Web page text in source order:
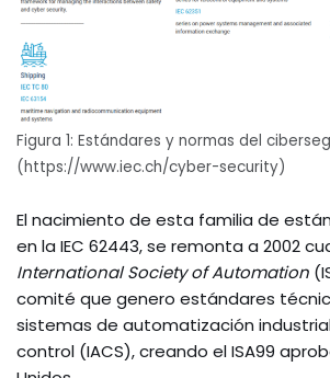
Figura 1: Estándares y normas del
(https://www.iec.ch/cyber-security)
El nacimiento de esta familia de
en la IEC 62443, se remonta a 2002
International Society of Automation
comité que genero estándares
sistemas de automatización
control (IACS), creando el ISA99